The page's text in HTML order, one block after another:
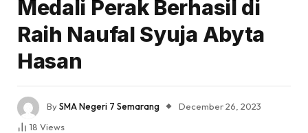
Medali Perak Berhasil di
Raih Naufal Syuja Abyta
Hasan
BySMA Negeri 7 Semarang
December 26, 2023
18 Views